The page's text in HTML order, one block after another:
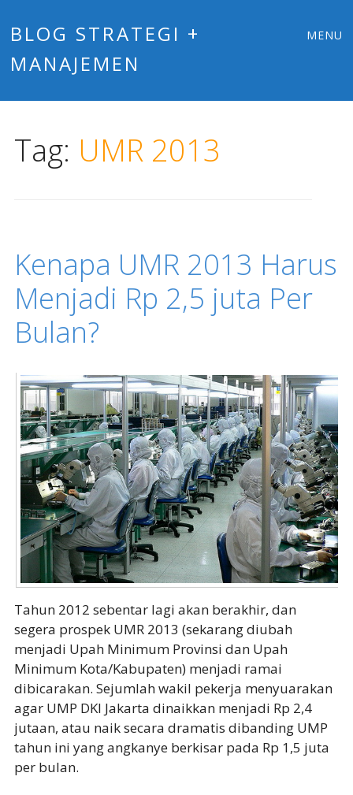
BLOG STRATEGI +
MANAJEMEN
MENU
Tag: UMR 2013
Kenapa UMR 2013 Harus
Menjadi Rp 2,5 juta Per
Bulan?
Tahun 2012 sebentar lagi akan berakhir, dan
segera prospek UMR 2013 (sekarang diubah
menjadi Upah Minimum Provinsi dan Upah
Minimum Kota/Kabupaten) menjadi ramai
dibicarakan. Sejumlah wakil pekerja menyuarakan
agar UMP DKI Jakarta dinaikkan menjadi Rp 2,4
jutaan, atau naik secara dramatis dibanding UMP
tahun ini yang angkanye berkisar pada Rp 1,5 juta
per bulan.